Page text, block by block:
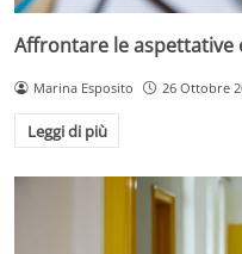
Affrontare le aspettative
Marina Esposito 26 Ottobre
Leggi di più